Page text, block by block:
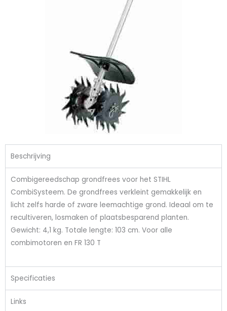
Beschrijving
Combigereedschap grondfrees voor het STIHL
CombiSysteem. De grondfrees verkleint gemakkelijk en
licht zelfs harde of zware leemachtige grond. Ideaal om te
recultiveren, losmaken of plaatsbesparend planten.
Gewicht: 4,1 kg. Totale lengte: 103 cm. Voor alle
combimotoren en FR 130 T
Specificaties
Links